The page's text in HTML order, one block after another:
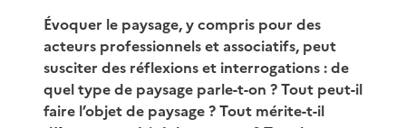
Évoquer le paysage, y compris pour des
acteurs professionnels et associatifs, peut
susciter des réflexions et interrogations : de
quel type de paysage parle-t-on ? Tout peut-il
faire l’objet de paysage ? Tout mérite-t-il